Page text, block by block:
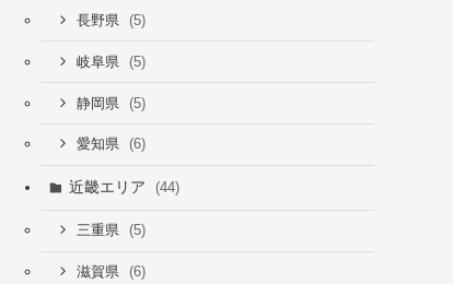
長野県 (5)
岐阜県 (5)
静岡県 (5)
愛知県 (6)
近畿エリア (44)
三重県 (5)
滋賀県 (6)